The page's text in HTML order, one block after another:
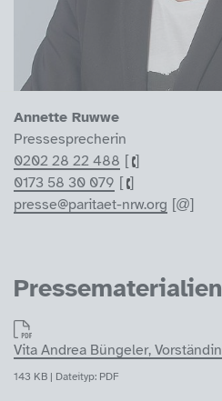
Annette Ruwwe
Pressesprecherin
0202 28 22 488
0173 58 30 079
presse@paritaet-nrw.org
Pressematerialien
Vita Andrea Büngeler, Vorständin
143 KB | Dateityp: PDF